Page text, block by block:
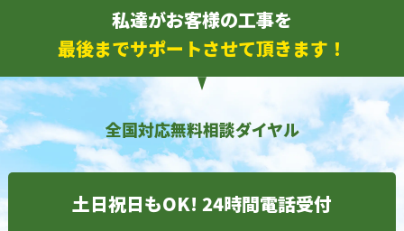
私達がお客様の工事を
最後までサポートさせて頂きます！
全国対応無料相談ダイヤル
土日祝日もOK! 24時間電話受付